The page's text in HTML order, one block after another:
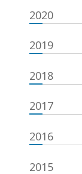
2020
2019
2018
2017
2016
2015